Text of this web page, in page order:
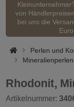
von
bei uns die
Perlen und
Mineralienperlen
Rhodonit,
Artikelnummer: